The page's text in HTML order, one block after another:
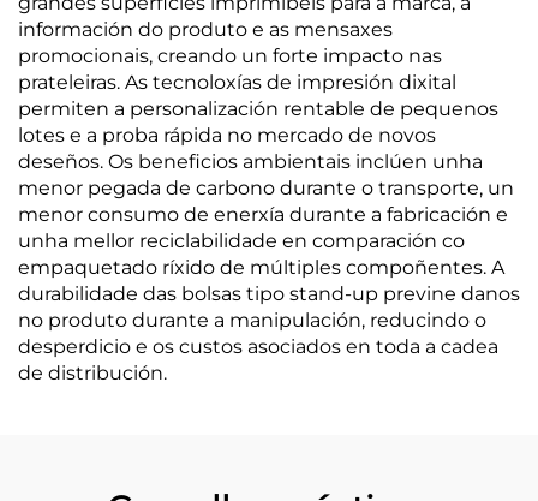
información do produto e as mensaxes
promocionais, creando un forte impacto nas
prateleiras. As tecnoloxías de impresión dixital
permiten a personalización rentable de pequenos
lotes e a proba rápida no mercado de novos
deseños. Os beneficios ambientais inclúen unha
menor pegada de carbono durante o transporte, un
menor consumo de enerxía durante a fabricación e
unha mellor reciclabilidade en comparación co
empaquetado ríxido de múltiples compoñentes. A
durabilidade das bolsas tipo stand-up previne danos
no produto durante a manipulación, reducindo o
desperdicio e os custos asociados en toda a cadea
de distribución.